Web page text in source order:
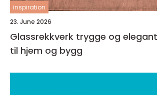
inspiration
23. June 2026
Glassrekkverk trygge og elegante løsninger
til hjem og bygg